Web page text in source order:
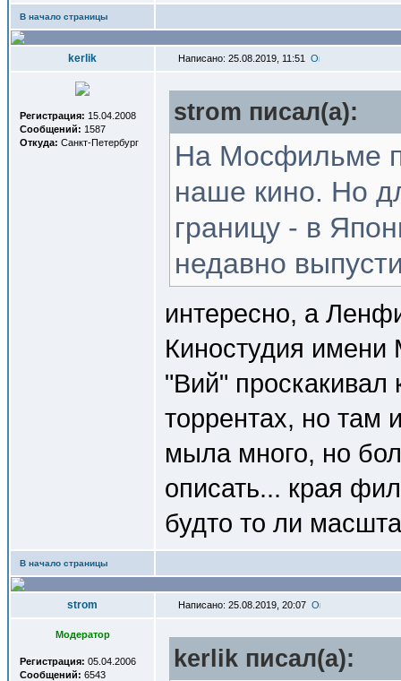
В начало страницы
kerlik Написано: 25.08.2019, 11:51
Регистрация: 15.04.2008
Сообщений: 1587
Откуда: Санкт-Петербург
strom писал(a):
На Мосфильме
наше кино. Но
границу - в
недавно
интересно, а
Киностудия имени
"Вий" проскакивал
торрентах, но там
мыла много, но
описать... края
будто то ли
В начало страницы
strom Написано: 25.08.2019, 20:07
Модератор
Регистрация: 05.04.2006
Сообщений: 6543
kerlik писал(a):